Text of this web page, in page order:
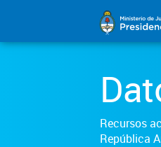
Recursos
República